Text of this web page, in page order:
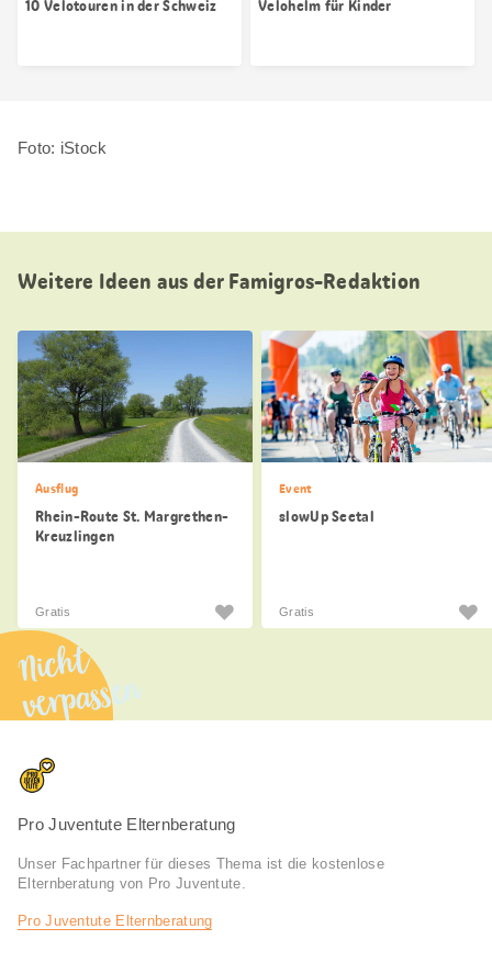
10 Velotouren in der Schweiz Velohelm für Kinder
Foto: iStock
Weitere Ideen aus der Famigros-Redaktion
Ausflug
Rhein-Route St. Margrethen-
Kreuzlingen
Gratis
Event
slowUp Seetal
Gratis
Nicht
verpassen
Pro Juventute Elternberatung
Unser Fachpartner für dieses Thema ist die kostenlose
Elternberatung von Pro Juventute.
Pro Juventute Elternberatung